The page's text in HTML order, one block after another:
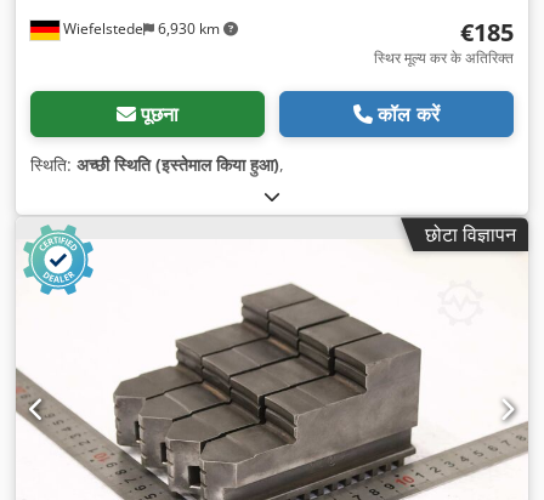
Wiefelstede 6,930 km €185
स्थिर मूल्य कर के अतिरिक्त
पूछना कॉल करें
स्थिति: अच्छी स्थिति (इस्तेमाल किया हुआ),
छोटा विज्ञापन